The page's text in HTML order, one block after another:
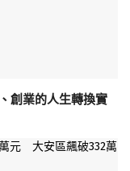
創業的人生轉換實